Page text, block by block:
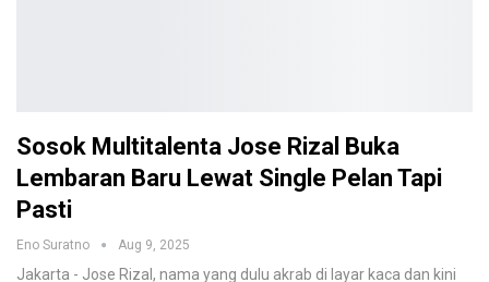
Sosok Multitalenta Jose Rizal Buka
Lembaran Baru Lewat Single Pelan Tapi
Pasti
Eno Suratno Aug 9, 2025
Jakarta - Jose Rizal, nama yang dulu akrab di layar kaca dan kini